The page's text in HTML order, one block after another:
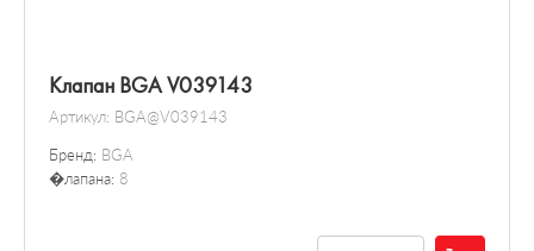
Клапан BGA V039143
Артикул: BGA@V039143
Бренд: BGA
�лапана: 8